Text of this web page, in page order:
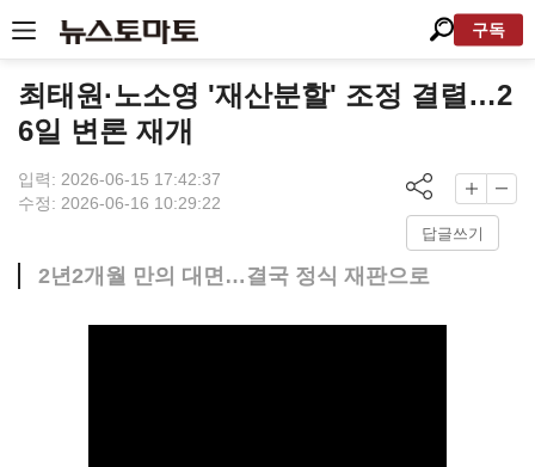
구독
최태원·노소영 '재산분할' 조정 결렬…2
6일 변론 재개
입력: 2026-06-15 17:42:37
수정: 2026-06-16 10:29:22
답글쓰기
2년2개월 만의 대면…결국 정식 재판으로